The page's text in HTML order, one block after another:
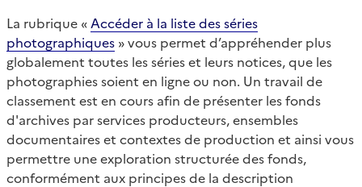
La rubrique « Accéder à la liste des séries
photographiques » vous permet d’appréhender plus
globalement toutes les séries et leurs notices, que les
photographies soient en ligne ou non. Un travail de
classement est en cours afin de présenter les fonds
d'archives par services producteurs, ensembles
documentaires et contextes de production et ainsi vous
permettre une exploration structurée des fonds,
conformément aux principes de la description